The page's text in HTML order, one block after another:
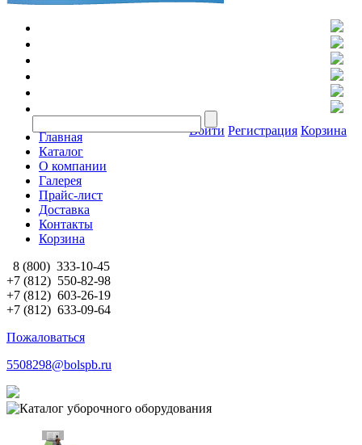
Войти Регистрация Корзина
Главная
Каталог
О компании
Галерея
Прайс-лист
Доставка
Контакты
Корзина
8 (800) 333-10-45
+7 (812) 550-82-98
+7 (812) 603-26-19
+7 (812) 633-09-64
Пожаловаться
5508298@bolspb.ru